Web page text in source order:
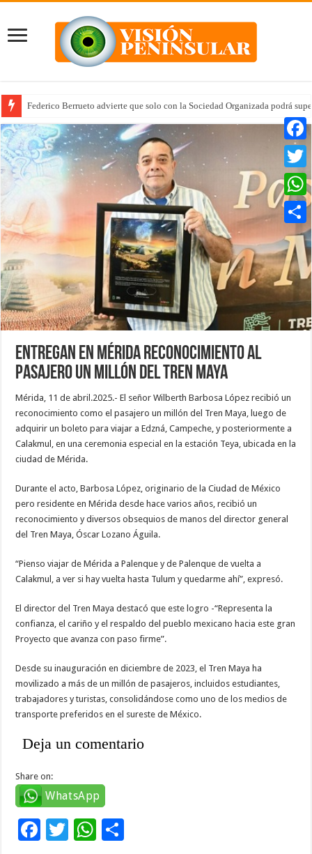
Federico Berrueto advierte que solo con la Sociedad Organizada podrá
Entregan en Mérida reconocimiento al
pasajero un millón del Tren Maya
Mérida, 11 de abril.2025.- El señor Wilberth Barbosa López recibió un
reconocimiento como el pasajero un millón del Tren Maya, luego de
adquirir un boleto para viajar a Edzná, Campeche, y posteriormente a
Calakmul, en una ceremonia especial en la estación Teya, ubicada en la
ciudad de Mérida.
Durante el acto, Barbosa López, originario de la Ciudad de México
pero residente en Mérida desde hace varios años, recibió un
reconocimiento y diversos obsequios de manos del director general
del Tren Maya, Óscar Lozano Águila.
“Pienso viajar de Mérida a Palenque y de Palenque de vuelta a
Calakmul, a ver si hay vuelta hasta Tulum y quedarme ahí”, expresó.
El director del Tren Maya destacó que este logro -“Representa la
confianza, el cariño y el respaldo del pueblo mexicano hacia este gran
Proyecto que avanza con paso firme”.
Desde su inauguración en diciembre de 2023, el Tren Maya ha
movilizado a más de un millón de pasajeros, incluidos estudiantes,
trabajadores y turistas, consolidándose como uno de los medios de
transporte preferidos en el sureste de México.
Deja un comentario
Share on:
WhatsApp
F
T
W
Twitter